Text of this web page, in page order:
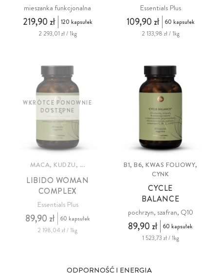
mieszanka funkcjonalna
219,90 zł
120 kapsułek
2 293,01 zł / 1kg
Essentials Plus
109,90 zł
60 kapsułek
2 133,98 zł / 1kg
WKRÓTCE PONOWNIE
DOSTĘPNE
MACA, KUDZU, ...
LIBIDO WOMAN
COMPLEX
Essentials Plus
89,90 zł
60 kapsułek
2 198,04 zł / 1kg
B1, B6, KWAS FOLIOWY,
CYNK
CYCLE
BALANCE
pochrzyn, szafran, Q10
89,90 zł
60 kapsułek
1 523,73 zł / 1kg
ODPORNOŚĆ I ENERGIA